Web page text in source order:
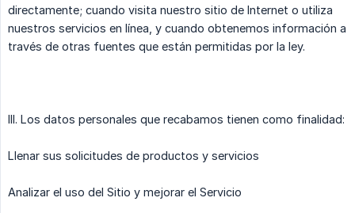
directamente; cuando visita nuestro sitio de Internet o utiliza
nuestros servicios en línea, y cuando obtenemos información a
través de otras fuentes que están permitidas por la ley.
III. Los datos personales que recabamos tienen como finalidad:
Llenar sus solicitudes de productos y servicios
Analizar el uso del Sitio y mejorar el Servicio